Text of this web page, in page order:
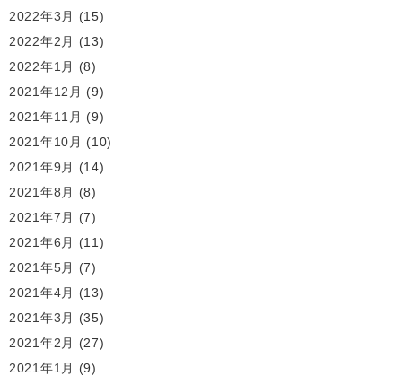
2022年3月
(15)
2022年2月
(13)
2022年1月
(8)
2021年12月 (9)
2021年11月 (9)
2021年10月 (10)
2021年9月
(14)
2021年8月
(8)
2021年7月
(7)
2021年6月
(11)
2021年5月
(7)
2021年4月
(13)
2021年3月
(35)
2021年2月
(27)
2021年1月
(9)